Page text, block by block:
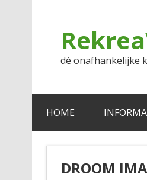
dé onafhankelijke
HOME
DROOM